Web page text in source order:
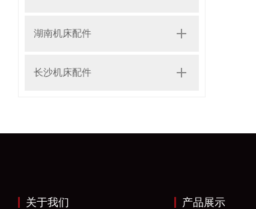
湖南机床配件
长沙机床配件
关于我们 产品展示